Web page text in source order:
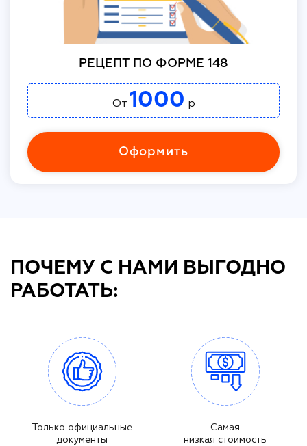
РЕЦЕПТ ПО ФОРМЕ 148
От 1000 р
Оформить
ПОЧЕМУ С НАМИ ВЫГОДНО
РАБОТАТЬ:
Только официальные
документы
Самая
низкая стоимость